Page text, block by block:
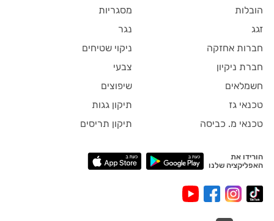
הובלות
זגג
חברות אחזקה
חברת ניקיון
חשמלאים
טכנאי גז
טכנאי מ. כביסה
מסגריות
נגר
ניקוי שטיחים
צבעי
שיפוצים
תיקון גגות
תיקון תריסים
הורידו את
האפליקציה שלנו